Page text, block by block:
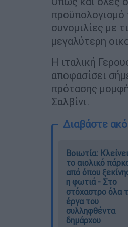
προϋπολογισμό
συνομιλίες με
μεγαλύτερη
Η ιταλική
αποφασίσει
πρότασης
Σαλβίνι.
Διαβάστε
Βοιωτία: Κλείνει
το αιολικό
από όπου
η φωτιά - Στο
στόχαστρο όλα
έργα του
συλληφθέντα
δημάρχου